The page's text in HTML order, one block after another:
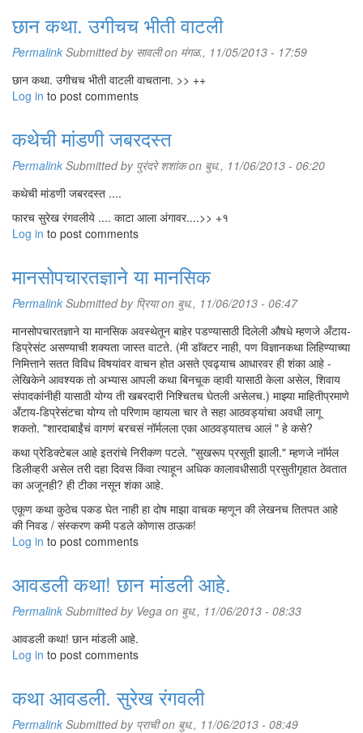
छान कथा. उगीचच भीती वाटली
Permalink Submitted by सावलीon मंगळ., 11/05/2013 - 17:59
छान कथा. उगीचच भीती वाटली वाचताना. >> ++
Log in to post comments
कथेची मांडणी जबरदस्त
Permalink Submitted by पुरंदरे शशांकon बुध., 11/06/2013 - 06:20
कथेची मांडणी जबरदस्त ....
फारच सुरेख रंगवलीये .... काटा आला अंगावर....>> +१
Log in to post comments
मानसोपचारतज्ञाने या मानसिक
Permalink Submitted by प्रियाon बुध., 11/06/2013 - 06:47
मानसोपचारतज्ञाने या मानसिक अवस्थेतून बाहेर पडण्यासाठी दिलेली औषधे म्हणजे अँटाय-
डिप्रेसंट असण्याची शक्यता जास्त वाटते. (मी डाॅक्टर नाही, पण विज्ञानकथा लिहिण्याच्या
निमित्ताने सतत विविध विषयांवर वाचन होत असते एवढ्याच आधारवर ही शंका आहे -
लेखिकेने आवश्यक तो अभ्यास आपली कथा बिनचूक व्हावी यासाठी केला असेल, शिवाय
संपादकांनीही यासाठी योग्य ती खबरदारी निश्चितच घेतली असेलच.) माझ्या माहितीप्रमाणे
अँटाय-डिप्रेसंटचा योग्य तो परिणाम व्हायला चार ते सहा आठवड्यांचा अवधी लागू
शकतो. "शारदाबाईंचं वागणं बरचसं नॉर्मलला एका आठवड्यातच आलं " हे कसे?
कथा प्रेडिक्टेबल आहे इतरांचे निरीकण पटले. "सुखरूप प्रसूती झाली." म्हणजे नाॅर्मल
डिलीव्हरी असेल तरी दहा दिवस किंवा त्याहून अधिक कालावधीसाठी प्रसुतीगृहात ठेवतात
का अजूनही? ही टीका नसून शंका आहे.
एकूण कथा कुठेच पकड घेत नाही हा दोष माझा वाचक म्हणून की लेखनच तितपत आहे
की निवड / संस्करण कमी पडले कोणास ठाऊक!
Log in to post comments
आवडली कथा! छान मांडली आहे.
Permalink Submitted by Vega on बुध., 11/06/2013 - 08:33
आवडली कथा! छान मांडली आहे.
Log in to post comments
कथा आवडली. सुरेख रंगवली
Permalink Submitted by प्राचीon बुध., 11/06/2013 - 08:49